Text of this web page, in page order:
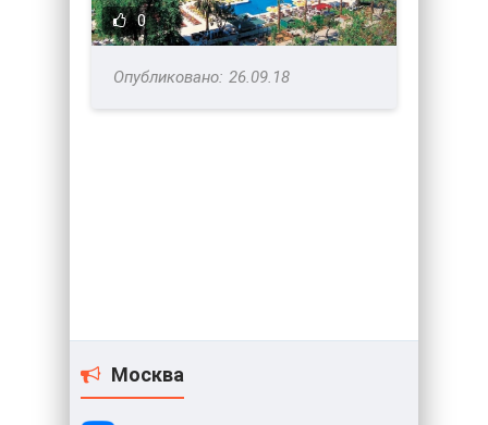
0
26.09.18
Москва